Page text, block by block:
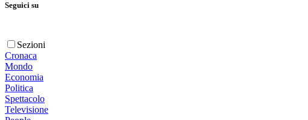
Seguici su
Sezioni
Cronaca
Mondo
Economia
Politica
Spettacolo
Televisione